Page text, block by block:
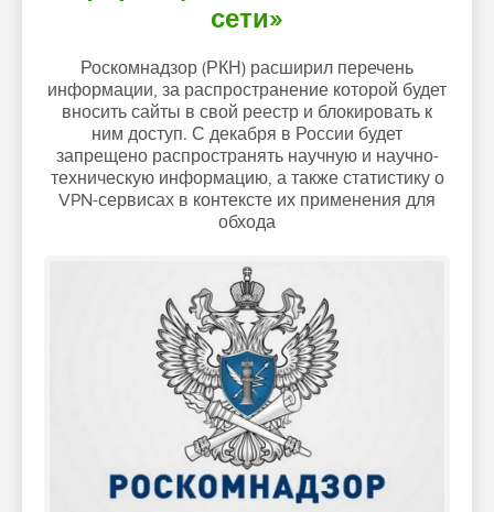
сети»
Роскомнадзор (РКН) расширил перечень
информации, за распространение которой будет
вносить сайты в свой реестр и блокировать к
ним доступ. С декабря в России будет
запрещено распространять научную и научно-
техническую информацию, а также статистику о
VPN-сервисах в контексте их применения для
обхода